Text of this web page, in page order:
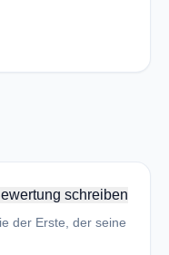
schreiben
der Erste, der seine